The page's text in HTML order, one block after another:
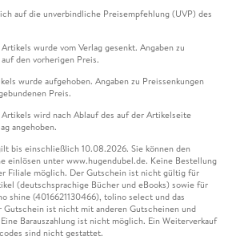
auf die unverbindliche Preisempfehlung (UVP) des
wurde vom Verlag gesenkt. Angaben zu
den vorherigen Preis.
wurde aufgehoben. Angaben zu Preissenkungen
Preis.
wird nach Ablauf des auf der Artikelseite
angehoben.
bis einschließlich 10.08.2026. Sie können den
einlösen unter www.hugendubel.de. Keine Bestellung
Filiale möglich. Der Gutschein ist nicht gültig für
(deutschsprachige Bücher und eBooks) sowie für
shine (4016621130466), tolino select und das
Gutschein ist nicht mit anderen Gutscheinen und
Barauszahlung ist nicht möglich. Ein Weiterverkauf
sind nicht gestattet.